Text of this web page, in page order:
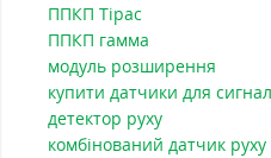
ППКП Тірас
ППКП гамма
модуль розширення
купити датчики для
детектор руху
комбінований датчик руху